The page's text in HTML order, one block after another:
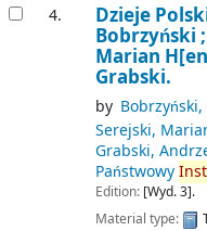
4. Dzieje
Bobrzyński
Marian
Grabski.
by Bobrzyński,
Serejski,
Grabski,
Państwowy
Edition: [Wyd. 3].
Material type: